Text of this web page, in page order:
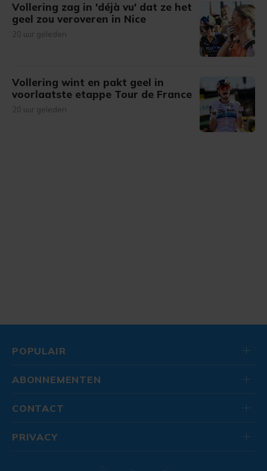
Vollering zag in 'déjà vu' dat ze het
geel zou veroveren in Nice
20 uur geleden
Vollering wint en pakt geel in
voorlaatste etappe Tour de France
20 uur geleden
POPULAIR
ABONNEMENTEN
CONTACT
PRIVACY